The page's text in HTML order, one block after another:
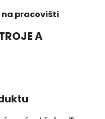
na pracovišti
A